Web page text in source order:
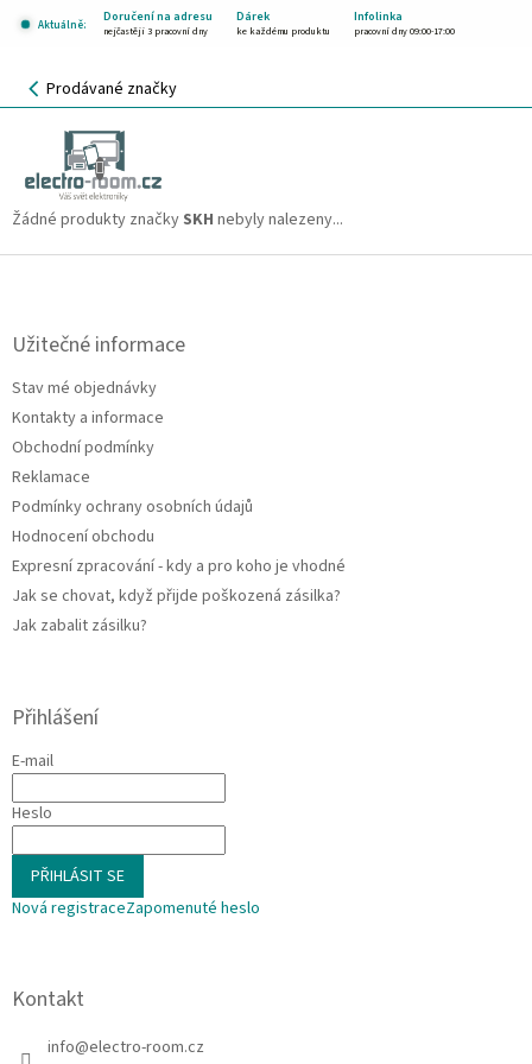
Aktuálně:
Doručení na adresu Dárek Infolinka
nejčastěji 3 pracovní dny ke každému produktu pracovní dny 09:00-17:00
NÁKUPNÍ
KOŠÍK
Prodávané značky
SKH
Žádné produkty značky SKH nebyly nalezeny...
Z
Užitečné informace
Stav mé objednávky
Kontakty a informace
Obchodní podmínky
Reklamace
Podmínky ochrany osobních údajů
Hodnocení obchodu
Expresní zpracování - kdy a pro koho je vhodné
Jak se chovat, když přijde poškozená zásilka?
Jak zabalit zásilku?
Přihlášení
E-mail
Heslo
PŘIHLÁSIT SE
Nová registraceZapomenuté heslo
Kontakt
info@electro-room.cz